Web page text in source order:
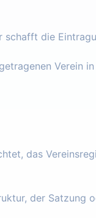
schafft die
Verein
das
der Satzung